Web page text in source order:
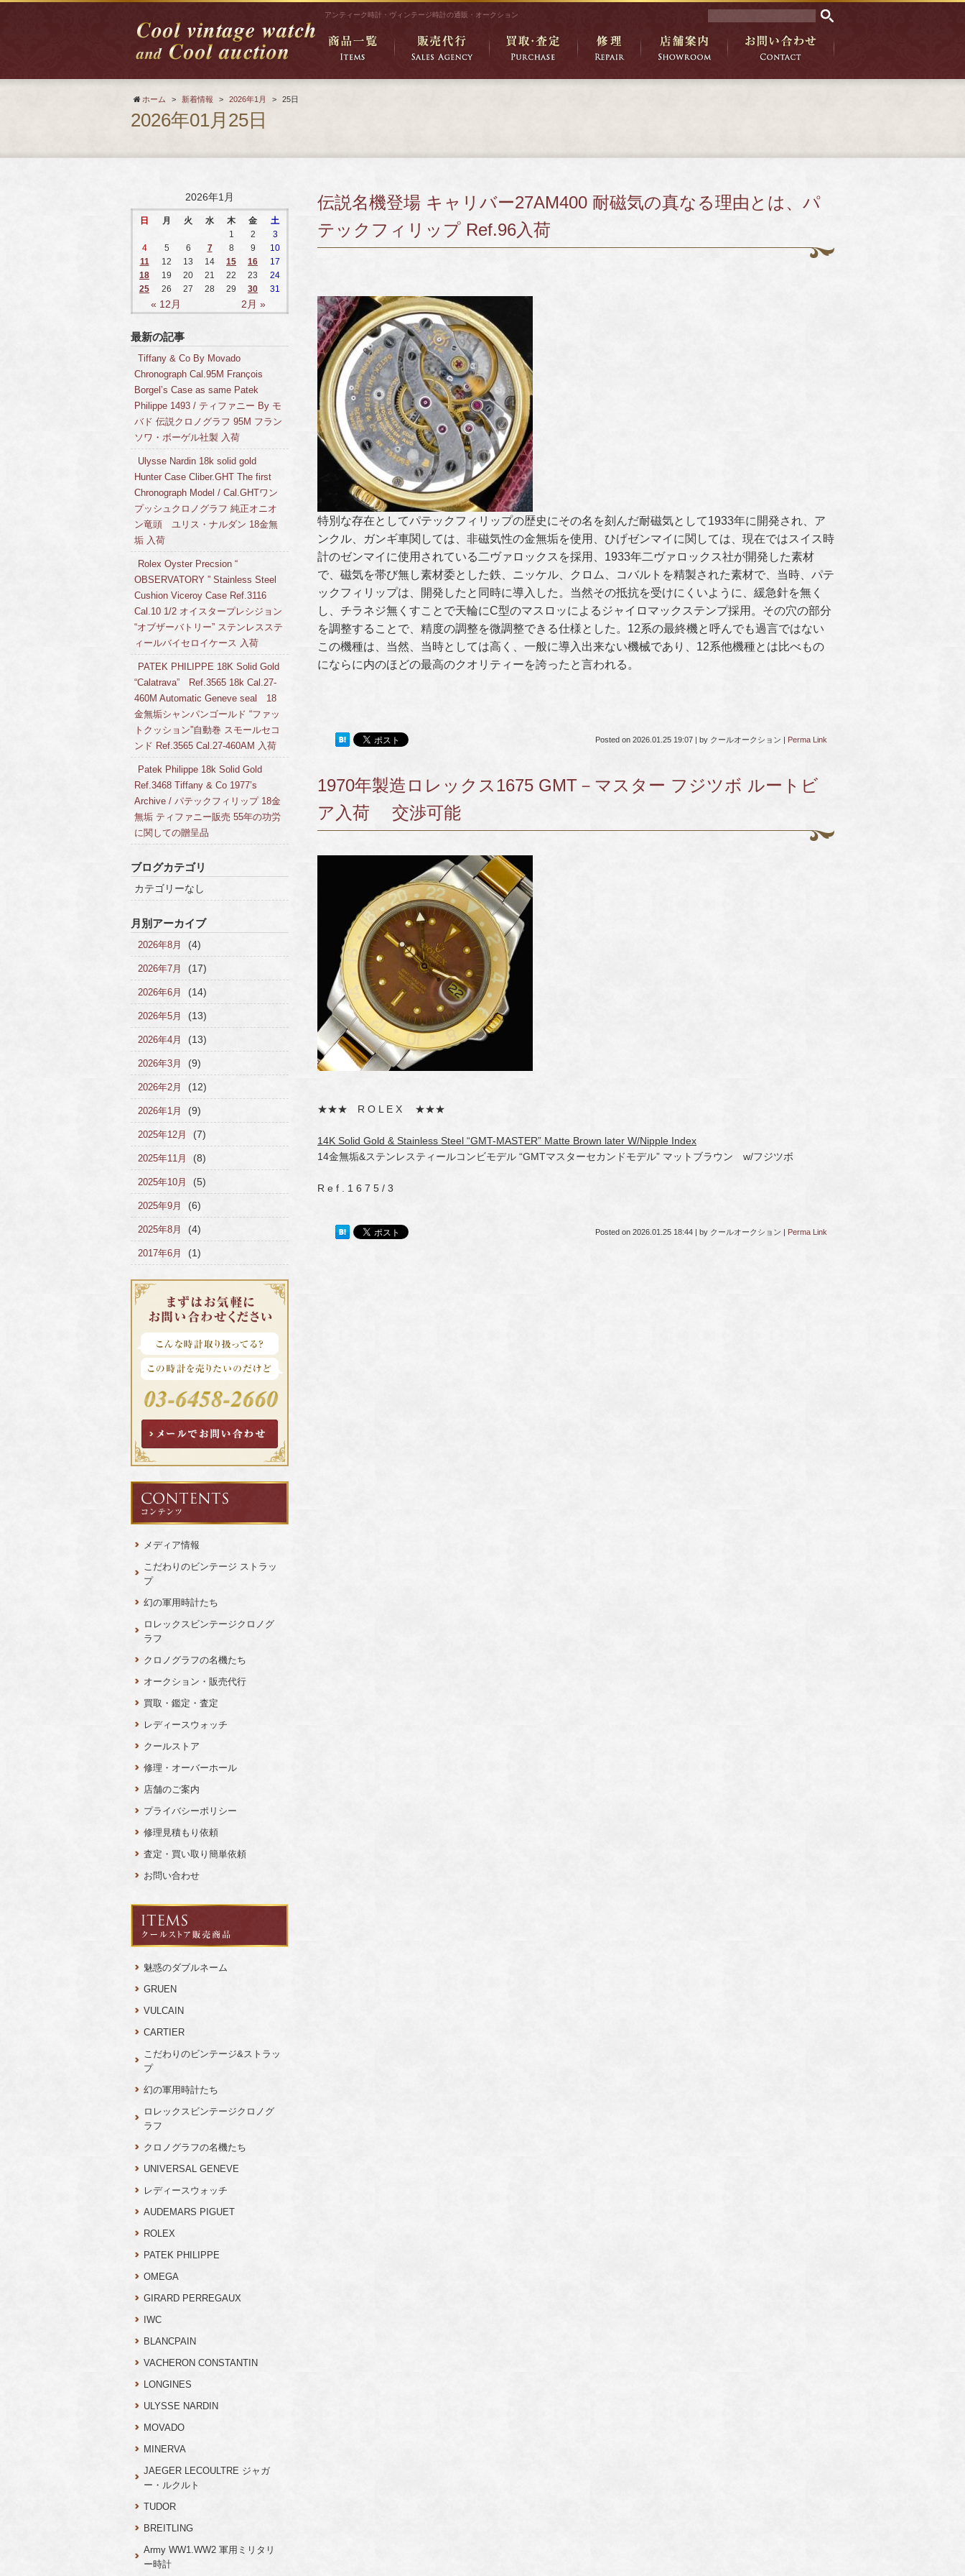
アンティーク時計・ヴィンテージ時計の通販・オークション
ホーム > 新着情報 > 2026年1月 > 25日
2026年01月25日
伝説名機登場 キャリバー27AM400 耐磁気の真なる理由とは、パ
テックフィリップ Ref.96入荷
特別な存在としてパテックフィリップの歴史にその名を刻んだ耐磁気として1933年に開発され、ア
ンクル、ガンギ車関しては、非磁気性の金無垢を使用、ひげゼンマイに関しては、現在ではスイス時
計のゼンマイに使用されている二ヴァロックスを採用、1933年二ヴァロックス社が開発した素材
で、磁気を帯び無し素材委とした鉄、ニッケル、クロム、コバルトを精製された素材で、当時、パテ
ックフィリップは、開発したと同時に導入した。当然その抵抗を受けにくいように、緩急針を無く
し、チラネジ無くすことで天輪にC型のマスロッによるジャイロマックステンプ採用。その穴の部分
を調整することで、精度の調整を微調整できる仕様とした。12系の最終機と呼んでも過言ではない
この機種は、当然、当時としては高く、一般に導入出来ない機械であり、12系他機種とは比べもの
にならに内のほどの最高のクオリティーを誇ったと言われる。
Posted on 2026.01.25 19:07 | by クールオークション | Perma Link
1970年製造ロレックス1675 GMT－マスター フジツボ ルートビ
ア入荷 交渉可能
★★★ R O L E X ★★★
14K Solid Gold & Stainless Steel “GMT-MASTER” Matte Brown later W/Nipple Index
14金無垢&ステンレスティールコンビモデル “GMTマスターセカンドモデル” マットブラウン w/フジツボ
R e f . 1 6 7 5 / 3
Posted on 2026.01.25 18:44 | by クールオークション | Perma Link
2026年1月
日 月 火 水 木 金 土
« 12月 2月 »
1 2
3
4
5 6 7 8 9
10
11
12 13 14 15 16
17
18
19 20 21 22 23
24
25
26 27 28 29 30 31
最新の記事
Tiffany & Co By Movado
Chronograph Cal.95M François
Borgel’s Case as same Patek
Philippe 1493 / ティファニー By モ
バド 伝説クロノグラフ 95M フラン
ソワ・ボーゲル社製 入荷
Ulysse Nardin 18k solid gold
Hunter Case Cliber.GHT The first
Chronograph Model / Cal.GHTワン
プッシュクロノグラフ 純正オニオ
ン竜頭 ユリス・ナルダン 18金無
垢 入荷
Rolex Oyster Precsion “
OBSERVATORY ” Stainless Steel
Cushion Viceroy Case Ref.3116
Cal.10 1/2 オイスタープレシジョン
“オブザーバトリー” ステンレスステ
ィールバイセロイケース 入荷
PATEK PHILIPPE 18K Solid Gold
“Calatrava” Ref.3565 18k Cal.27-
460M Automatic Geneve seal 18
金無垢シャンパンゴールド “ファッ
トクッション”自動巻 スモールセコ
ンド Ref.3565 Cal.27-460AM 入荷
Patek Philippe 18k Solid Gold
Ref.3468 Tiffany & Co 1977’s
Archive / パテックフィリップ 18金
無垢 ティファニー販売 55年の功労
に関しての贈呈品
ブログカテゴリ
カテゴリーなし
月別アーカイブ
2026年8月 (4)
2026年7月 (17)
2026年6月 (14)
2026年5月 (13)
2026年4月 (13)
2026年3月 (9)
2026年2月 (12)
2026年1月 (9)
2025年12月 (7)
2025年11月 (8)
2025年10月 (5)
2025年9月 (6)
2025年8月 (4)
2017年6月 (1)
メディア情報
こだわりのビンテージ ストラッ
プ
幻の軍用時計たち
ロレックスビンテージクロノグ
ラフ
クロノグラフの名機たち
オークション・販売代行
買取・鑑定・査定
レディースウォッチ
クールストア
修理・オーバーホール
店舗のご案内
プライバシーポリシー
修理見積もり依頼
査定・買い取り簡単依頼
お問い合わせ
魅惑のダブルネーム
GRUEN
VULCAIN
CARTIER
こだわりのビンテージ&ストラッ
プ
幻の軍用時計たち
ロレックスビンテージクロノグ
ラフ
クロノグラフの名機たち
UNIVERSAL GENEVE
レディースウォッチ
AUDEMARS PIGUET
ROLEX
PATEK PHILIPPE
OMEGA
GIRARD PERREGAUX
IWC
BLANCPAIN
VACHERON CONSTANTIN
LONGINES
ULYSSE NARDIN
MOVADO
MINERVA
JAEGER LECOULTRE ジャガ
ー・ルクルト
TUDOR
BREITLING
Army WW1.WW2 軍用ミリタリ
ー時計